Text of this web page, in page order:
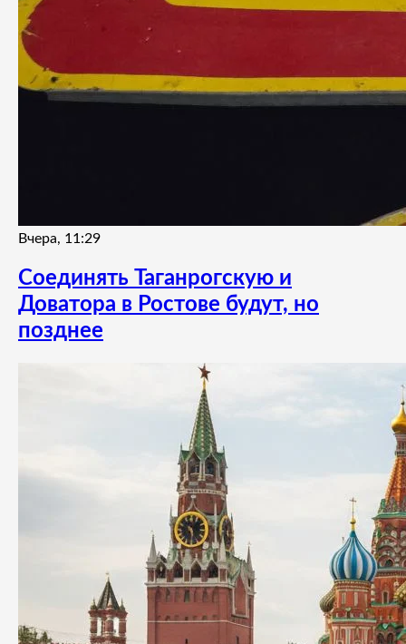
Вчера, 11:29
Соединять Таганрогскую и
Доватора в Ростове будут, но
позднее